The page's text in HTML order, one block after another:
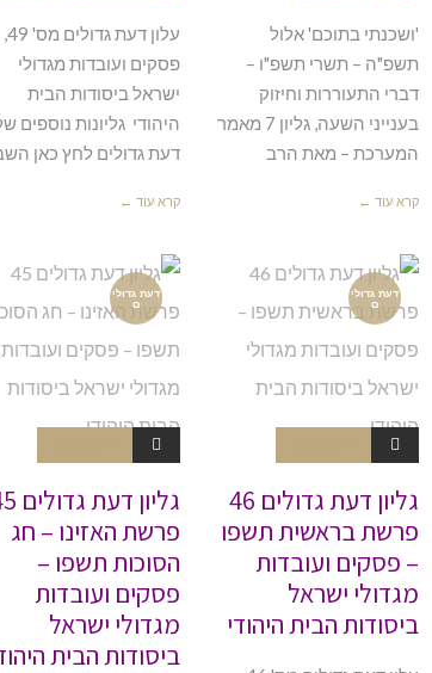
'ושכנתי בתוכם' אלול
תשפ"ה – תשרי תשפ"ו –
דברי התעוררות וחיזוק
בענייני השעה, גליון 7 מאמר
המערכת – מאת הרב
קרא עוד ←
פסקים ועובדות מגדולי
ישראל ביסודות הבית
היהודי גליונות נוספים
דעת גדולים לחץ כאן
קרא עוד ←
דעת גדולי
ם
גליון דעת גדולים 46
פרשת בראשית תשפו
– פסקים ועובדות
מגדולי ישראל
ביסודות הבית היהודי
דעת גדולי
ם
גליון
פרשת האזינו – חג
הסוכות תשפו –
פסקים ועובדות
מגדולי ישראל
ביסודות הבית